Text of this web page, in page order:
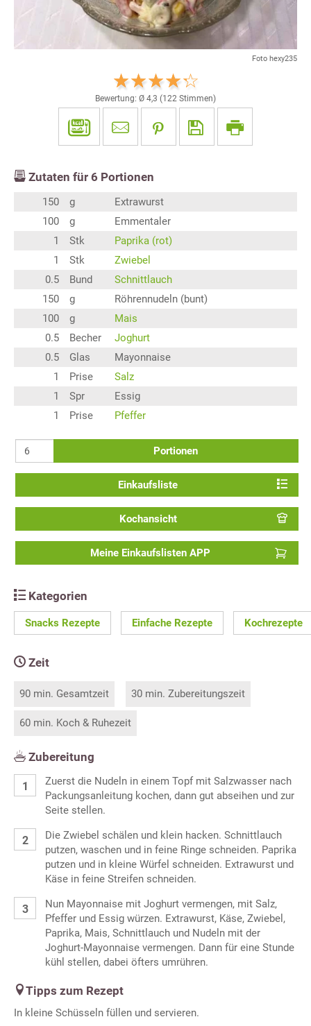
Foto hexy235
Bewertung: Ø 4,3 (122 Stimmen)
Zutaten für 6 Portionen
150 g
Extrawurst
100
g
Emmentaler
1
Stk
Paprika (rot)
1
Stk
Zwiebel
0.5
Bund
Schnittlauch
150
g
Röhrennudeln (bunt)
100
g
Mais
0.5
Becher
Joghurt
0.5
Glas
Mayonnaise
1
Prise
Salz
1
Spr
Essig
1
Prise Pfeffer
Portionen
Einkaufsliste
Kochansicht
Meine Einkaufslisten APP
Kategorien
Snacks Rezepte Einfache Rezepte Kochrezepte
Zeit
90 min. Gesamtzeit 30 min. Zubereitungszeit
60 min. Koch & Ruhezeit
Zubereitung
Zuerst die Nudeln in einem Topf mit Salzwasser nach
Packungsanleitung kochen, dann gut abseihen und zur
Seite stellen.
Die Zwiebel schälen und klein hacken. Schnittlauch
putzen, waschen und in feine Ringe schneiden. Paprika
putzen und in kleine Würfel schneiden. Extrawurst und
Käse in feine Streifen schneiden.
Nun Mayonnaise mit Joghurt vermengen, mit Salz,
Pfeffer und Essig würzen. Extrawurst, Käse, Zwiebel,
Paprika, Mais, Schnittlauch und Nudeln mit der
Joghurt-Mayonnaise vermengen. Dann für eine Stunde
kühl stellen, dabei öfters umrühren.
Tipps zum Rezept
In kleine Schüsseln füllen und servieren.